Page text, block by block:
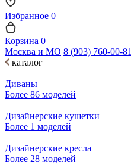
Избранное 0
Корзина 0
Москва и МО 8 (903) 760-00-81
каталог
Диваны
Более 86 моделей
Дизайнерские кушетки
Более 1 моделей
Дизайнерские кресла
Более 28 моделей